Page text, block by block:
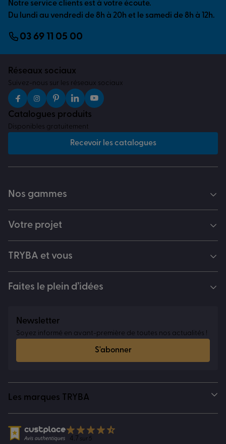
Notre service clients est à votre écoute.
Du lundi au vendredi de 8h à 20h et le samedi de 8h à 12h.
03 69 11 05 00
Réseaux sociaux
Suivez-nous sur les réseaux sociaux
Catalogues produits
Disponibles gratuitement
Recevoir les catalogues
Nos gammes
Votre projet
TRYBA et vous
Faites le plein d’idées
Newsletter
Soyez informé en avant-première de toutes nos actualités !
S'abonner
Les marques TRYBA
4.7 sur 5